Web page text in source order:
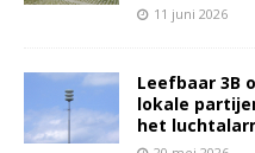
11 juni 2026
Leefbaar 3B
lokale
het